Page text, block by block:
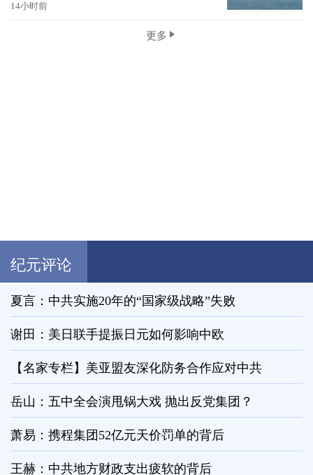
14小时前
更多
纪元评论
夏言：中共实施20年的“国家级战略”失败
谢田：美日联手提振日元如何影响中欧
【名家专栏】美亚盟友深化防务合作应对中共
岳山：五中全会演甩锅大戏 抛出反党集团？
萧易：携程集团52亿元天价罚单的背后
王赫：中共地方财政支出疲软的背后